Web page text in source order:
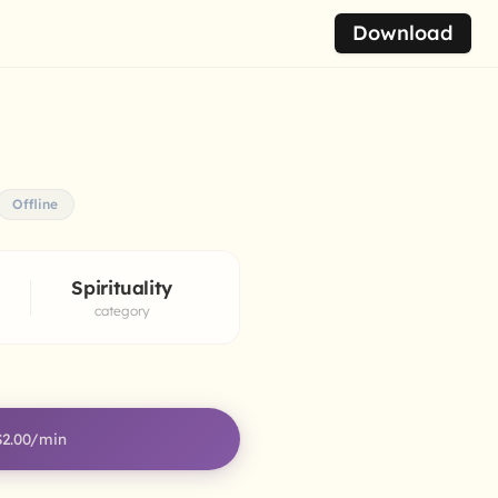
Download
Offline
Spirituality
category
/min